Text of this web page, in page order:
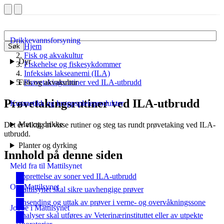
Søk
Drikkevannsforsyning
Dyr
Fisk og akvakultur
Kosmetikk og kroppspleieprodukter
Mat og drikke
Planter og dyrking
Meld fra til Mattilsynet
Om Mattilsynet
Jobbe i Mattilsynet
Hjem
Fisk og akvakultur
Fiskehelse og fiskesykdommer
Infeksiøs lakseanemi (ILA)
Prøvetakingsrutiner ved ILA-utbrudd
Prøvetakingsrutiner ved ILA-utbrudd
Det er viktig at visse rutiner og steg tas rundt prøvetaking ved ILA-
utbrudd.
Innhold på denne siden
Opprettelse av soner ved ILA-utbrudd
Mattilsynet skal sikre uavhengige prøver
Innsending og uttak av prøver i verne- og overvåkningssone
Analyser skal utføres av Veterinærinstituttet eller av utpekte